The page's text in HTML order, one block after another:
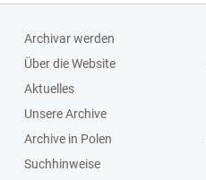
Archivar werden
Über die Website
Aktuelles
Unsere Archive
Archive in Polen
Suchhinweise